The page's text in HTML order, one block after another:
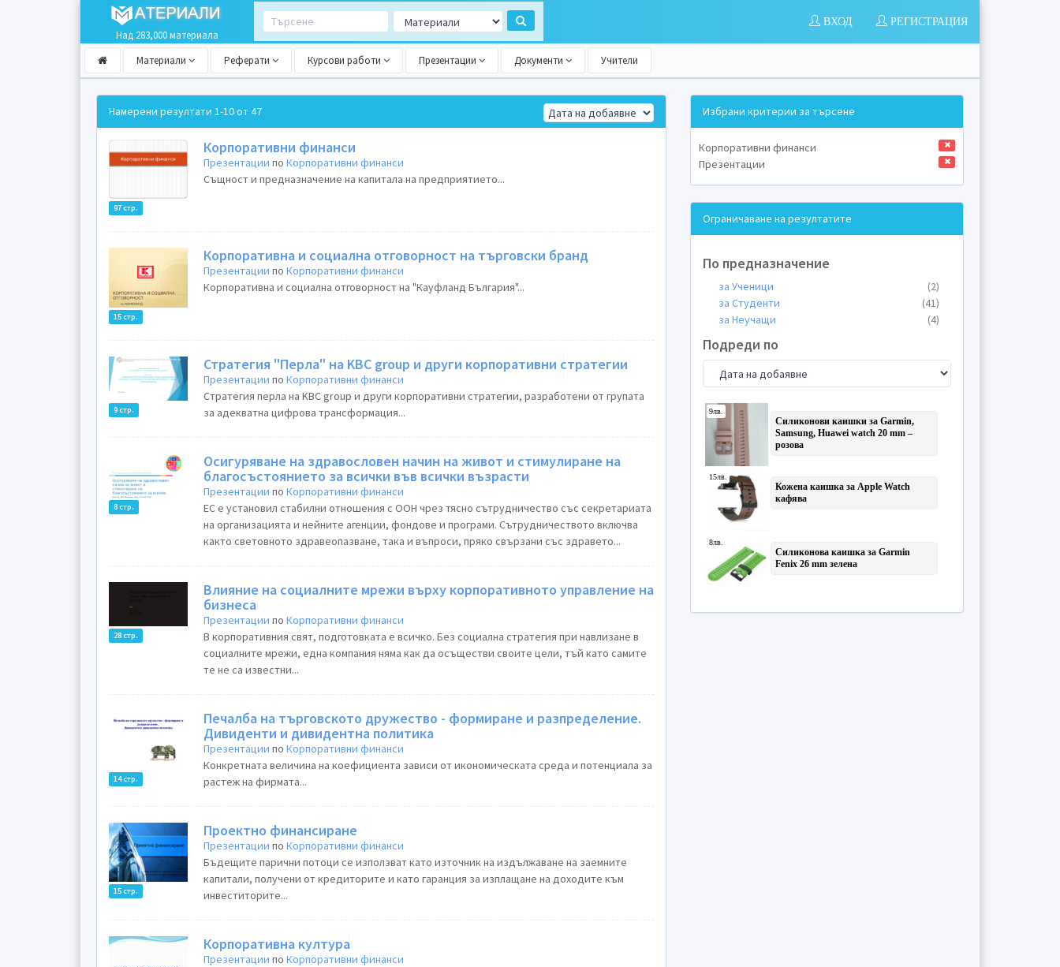
Над 283,000 материала
РЕГИСТРАЦИЯ
ВХОД
Материали Реферати Курсови работи Презентации Документи Учители
Намерени резултати 1-10 от 47
97 стр.
Корпоративни финанси
Презентации поКорпоративни финанси
Същност и предназначение на капитала на предприятието...
15 стр.
Корпоративна и социална отговорност на търговски бранд
Презентации поКорпоративни финанси
Корпоративна и социална отговорност на "Кауфланд България"...
9 стр.
Стратегия "Перла" на KBC group и други корпоративни стратегии
Презентации поКорпоративни финанси
Стратегия перла на KBC group и други корпоративни стратегии, разработени от групата
за адекватна цифрова трансформация...
8 стр.
Осигуряване на здравословен начин на живот и стимулиране на
благосъстоянието за всички във всички възрасти
Презентации поКорпоративни финанси
ЕС е установил стабилни отношения с ООН чрез тясно сътрудничество със секретариата
на организацията и нейните агенции, фондове и програми. Сътрудничеството включва
както световното здравеопазване, така и въпроси, пряко свързани със здравето...
28 стр.
Влияние на социалните мрежи върху корпоративното управление на
бизнеса
Презентации поКорпоративни финанси
В корпоративния свят, подготовката е всичко. Без социална стратегия при навлизане в
социалните мрежи, една компания няма как да осъществи своите цели, тъй като самите
те не са известни...
14 стр.
Печалба на търговското дружество - формиране и разпределение.
Дивиденти и дивидентна политика
Презентации поКорпоративни финанси
Конкретната величина на коефициента зависи от икономическата среда и потенциала за
растеж на фирмата...
15 стр.
Проектно финансиране
Презентации поКорпоративни финанси
Бъдещите парични потоци се използват като източник на издължаване на заемните
капитали, получени от кредиторите и като гаранция за изплащане на доходите към
инвеститорите...
Корпоративна култура
Презентации поКорпоративни финанси
Избрани критерии за търсене
Корпоративни финанси
Презентации
Ограничаване на резултатите
По предназначение
за Ученици
(2)
за Студенти
(41)
за Неучащи
(4)
Подреди по